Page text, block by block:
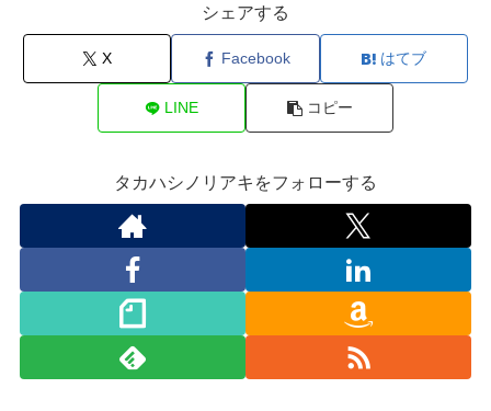
シェアする
X Facebook はてブ
LINE コピー
タカハシノリアキをフォローする